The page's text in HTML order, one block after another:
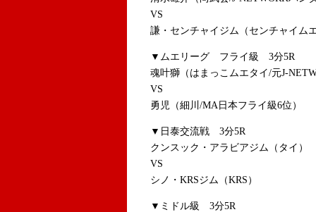
VS
謙・センチャイジム（センチャイム
▼ムエリーグ フライ級 3分5R
魂叶獅（はまっこムエタイ/元J-
VS
勇児（細川/MA日本フライ級6位）
▼日泰交流戦 3分5R
クンスック・アラビアジム（タイ）
VS
シノ・KRSジム（KRS）
▼ミドル級 3